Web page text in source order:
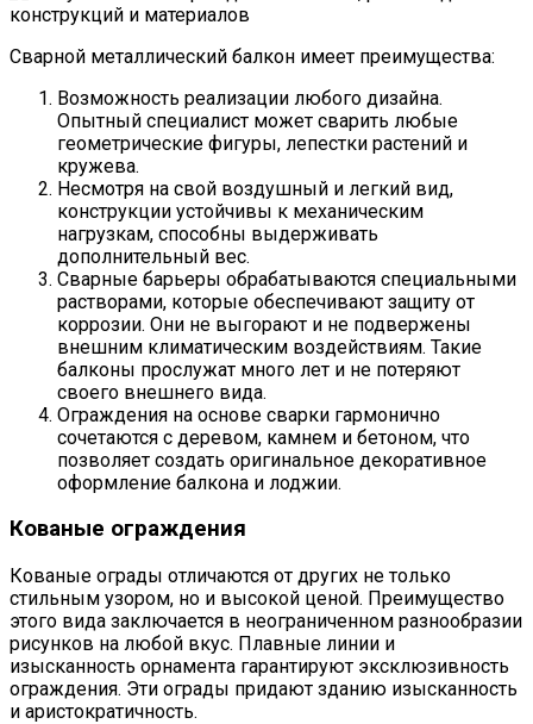
Сварной металлический балкон имеет преимущества:
Возможность реализации любого дизайна.
Опытный специалист может сварить любые
геометрические фигуры, лепестки растений и
кружева.
Несмотря на свой воздушный и легкий вид,
конструкции устойчивы к механическим
нагрузкам, способны выдерживать
дополнительный вес.
Сварные барьеры обрабатываются специальными
растворами, которые обеспечивают защиту от
коррозии. Они не выгорают и не подвержены
внешним климатическим воздействиям. Такие
балконы прослужат много лет и не потеряют
своего внешнего вида.
Ограждения на основе сварки гармонично
сочетаются с деревом, камнем и бетоном, что
позволяет создать оригинальное декоративное
оформление балкона и лоджии.
Кованые ограждения
Кованые ограды отличаются от других не только
стильным узором, но и высокой ценой. Преимущество
этого вида заключается в неограниченном разнообразии
рисунков на любой вкус. Плавные линии и
изысканность орнамента гарантируют эксклюзивность
ограждения. Эти ограды придают зданию изысканность
и аристократичность.